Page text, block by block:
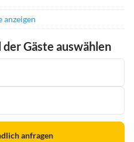
anzeigen
Gäste auswählen
anfragen